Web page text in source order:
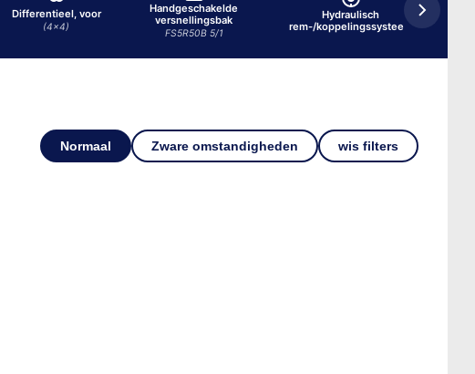
Differentieel, voor
(4x4)
Handgeschakelde
versnellingsbak
FS5R50B 5/1
Hydraulisch
rem-/koppelingssysteem
Normaal Zware omstandigheden wis filters